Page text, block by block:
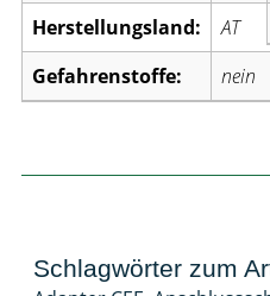
Herstellungsland:
AT
Gefahrenstoffe:
nein
Schlagwörter zum